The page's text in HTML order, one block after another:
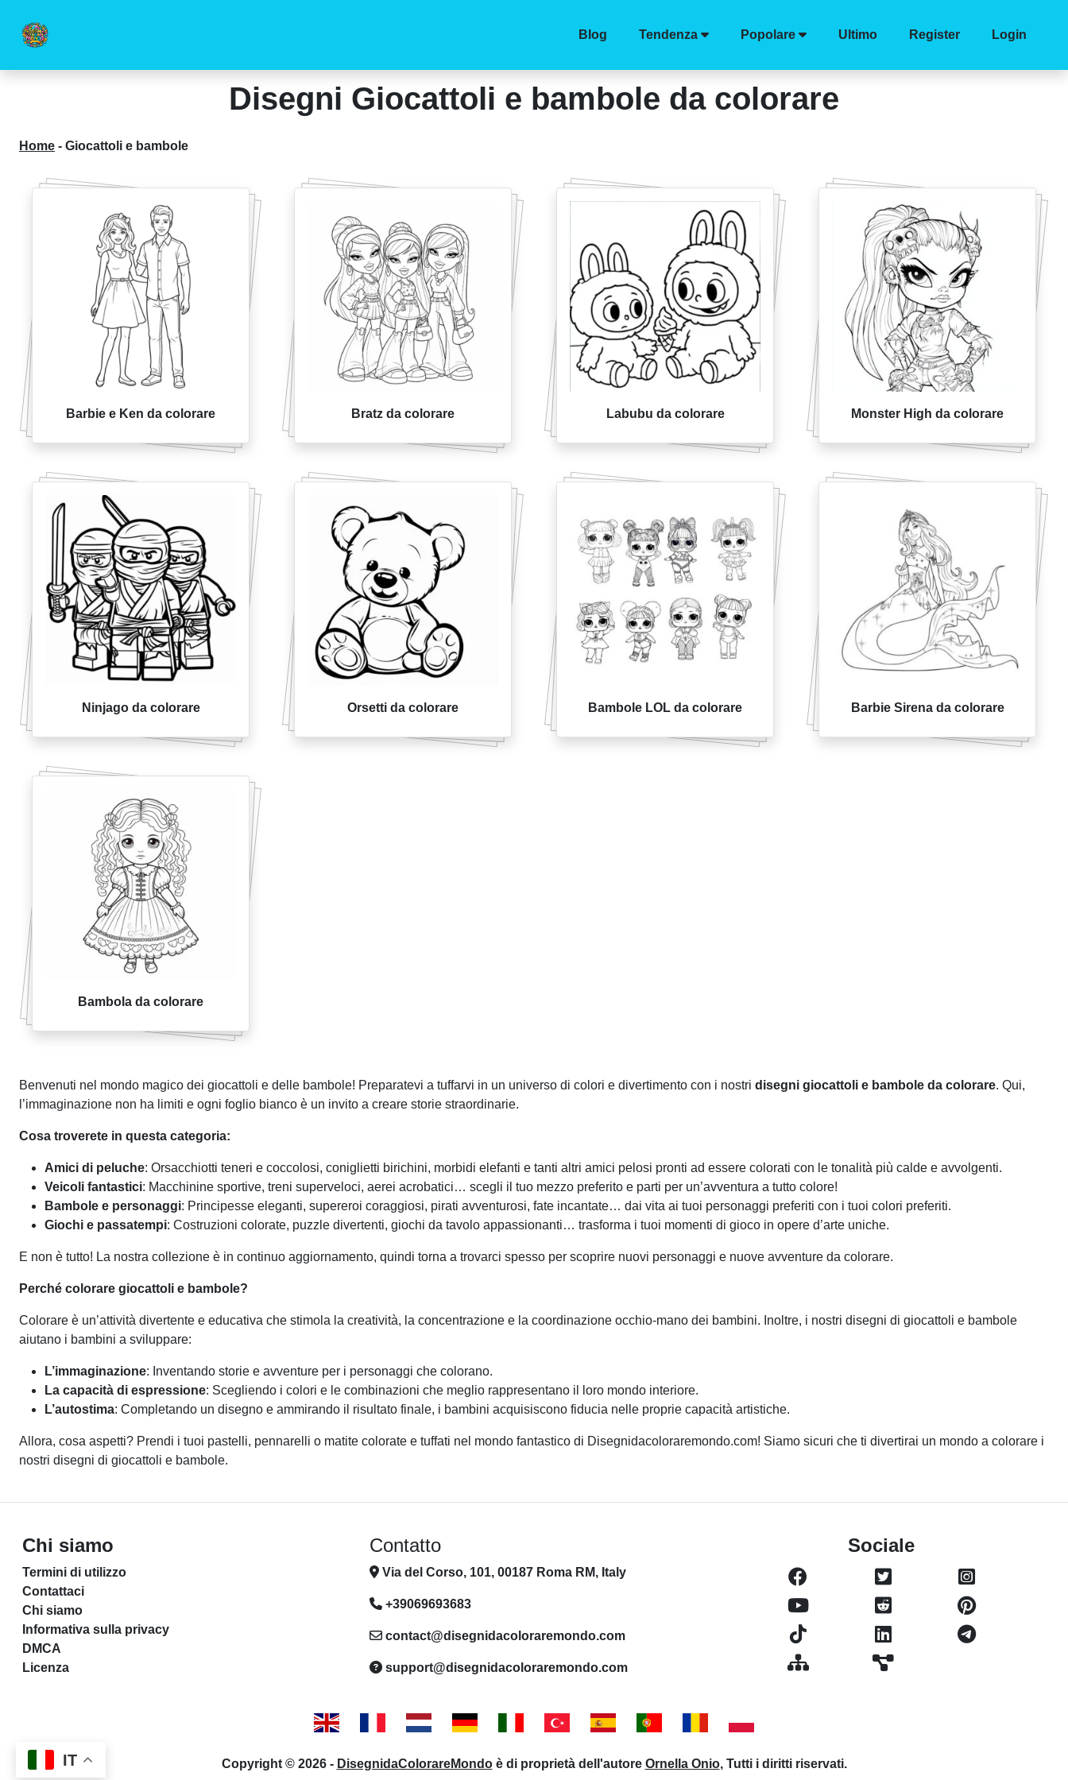
Blog Tendenza Popolare Ultimo Register Login
Disegni Giocattoli e bambole da colorare
Home - Giocattoli e bambole
Barbie e Ken da colorare Bratz da colorare Labubu da colorare Monster High da colorare
Ninjago da colorare Orsetti da colorare Bambole LOL da colorare Barbie Sirena da colorare
Bambola da colorare
Benvenuti nel mondo magico dei giocattoli e delle bambole! Preparatevi a tuffarvi in un universo di colori e divertimento con i nostri disegni giocattoli e bambole da colorare. Qui,
l’immaginazione non ha limiti e ogni foglio bianco è un invito a creare storie straordinarie.
Cosa troverete in questa categoria:
Amici di peluche: Orsacchiotti teneri e coccolosi, coniglietti birichini, morbidi elefanti e tanti altri amici pelosi pronti ad essere colorati con le tonalità più calde e avvolgenti.
Veicoli fantastici: Macchinine sportive, treni superveloci, aerei acrobatici… scegli il tuo mezzo preferito e parti per un’avventura a tutto colore!
Bambole e personaggi: Principesse eleganti, supereroi coraggiosi, pirati avventurosi, fate incantate… dai vita ai tuoi personaggi preferiti con i tuoi colori preferiti.
Giochi e passatempi: Costruzioni colorate, puzzle divertenti, giochi da tavolo appassionanti… trasforma i tuoi momenti di gioco in opere d’arte uniche.
E non è tutto! La nostra collezione è in continuo aggiornamento, quindi torna a trovarci spesso per scoprire nuovi personaggi e nuove avventure da colorare.
Perché colorare giocattoli e bambole?
Colorare è un’attività divertente e educativa che stimola la creatività, la concentrazione e la coordinazione occhio-mano dei bambini. Inoltre, i nostri disegni di giocattoli e bambole
aiutano i bambini a sviluppare:
L’immaginazione: Inventando storie e avventure per i personaggi che colorano.
La capacità di espressione: Scegliendo i colori e le combinazioni che meglio rappresentano il loro mondo interiore.
L’autostima: Completando un disegno e ammirando il risultato finale, i bambini acquisiscono fiducia nelle proprie capacità artistiche.
Allora, cosa aspetti? Prendi i tuoi pastelli, pennarelli o matite colorate e tuffati nel mondo fantastico di Disegnidacoloraremondo.com! Siamo sicuri che ti divertirai un mondo a colorare i
nostri disegni di giocattoli e bambole.
Chi siamo
Termini di utilizzo
Contattaci
Chi siamo
Informativa sulla privacy
DMCA
Licenza
Contatto
Via del Corso, 101, 00187 Roma RM, Italy
+39069693683
contact@disegnidacoloraremondo.com
support@disegnidacoloraremondo.com
Sociale
Copyright © 2026 - DisegnidaColorareMondoè di proprietà dell'autore Ornella Onio, Tutti i diritti riservati.
IT